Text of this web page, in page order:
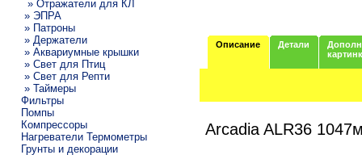
» Отражатели для КЛ
» ЭПРА
» Патроны
» Держатели
» Аквариумные крышки
» Свет для Птиц
» Свет для Репти
» Таймеры
Фильтры
Помпы
Компрессоры
Нагреватели Термометры
Грунты и декорации
Описание Детали
Arcadia ALR36